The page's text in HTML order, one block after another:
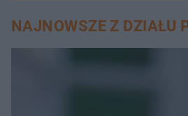
NAJNOWSZE Z DZIAŁU